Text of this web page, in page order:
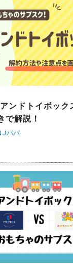
ンドトイボック
で解説！
パパ